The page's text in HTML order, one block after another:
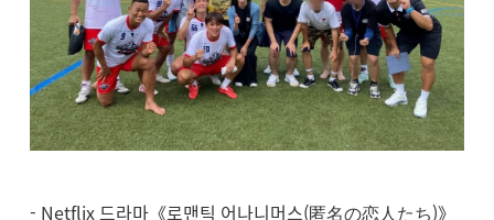
- Netflix 드라마《로맨틱 어나니머스(匿名の恋人たち)》